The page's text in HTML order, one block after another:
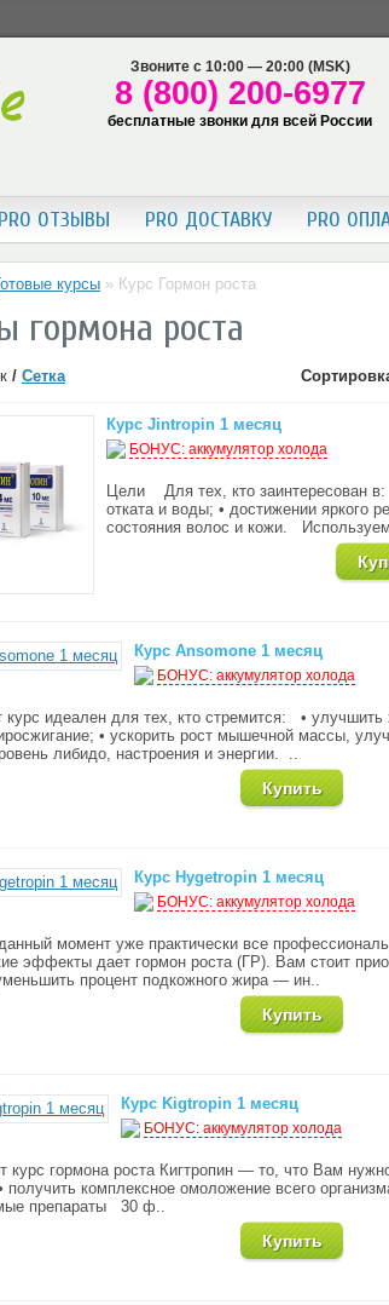
Звоните с 10:00 — 20:00 (MSK)
8 (800) 200-6977
бесплатные звонки для всей России
PRO ОТЗЫВЫ PRO ДОСТАВКУ PRO
курсы » Курс Гормон роста
гормона роста
/ Сетка
Курс Jintropin 1 месяц
БОНУС: аккумулятор холода
Цели Для тех, кто заинтересован
отката и воды; • достижении яркого
состояния волос и кожи.
Курс Ansomone 1 месяц
БОНУС: аккумулятор холода
идеален для тех, кто стремится: • улучшить
• ускорить рост мышечной массы,
либидо, настроения и энергии. ..
Курс Hygetropin 1 месяц
БОНУС: аккумулятор холода
момент уже практически все
эффекты дает гормон роста (ГР). Вам стоит
процент подкожного жира — ин..
Курс Kigtropin 1 месяц
БОНУС: аккумулятор холода
гормона роста Кигтропин — то, что Вам
получить комплексное омоложение всего
препараты 30 ф..